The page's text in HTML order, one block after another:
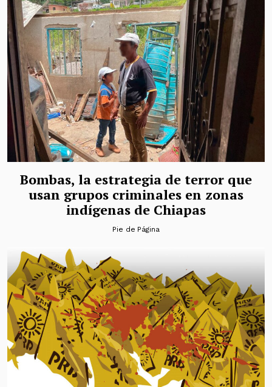
Bombas, la estrategia de terror que
usan grupos criminales en zonas
indígenas de Chiapas
Pie de Página